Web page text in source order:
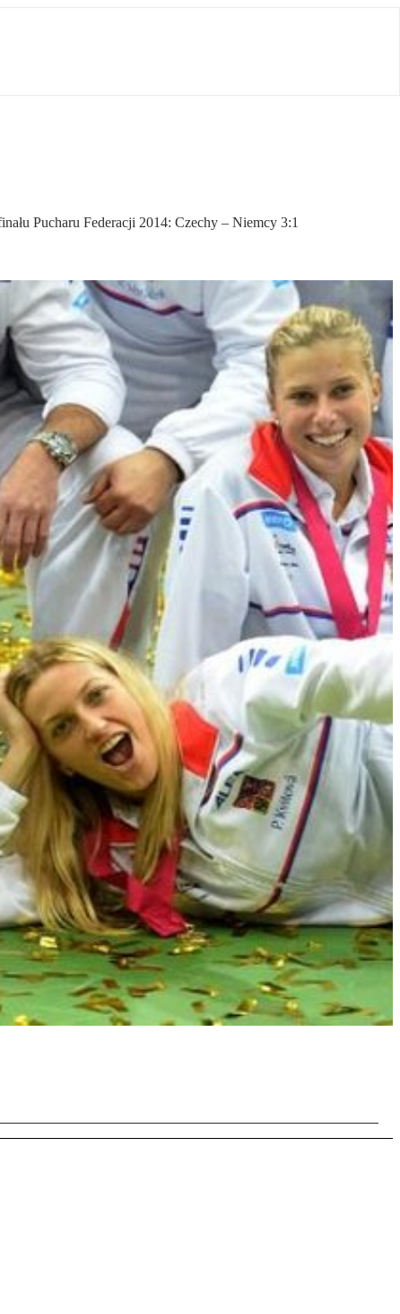
Pucharu Federacji 2014: Czechy – Niemcy 3:1